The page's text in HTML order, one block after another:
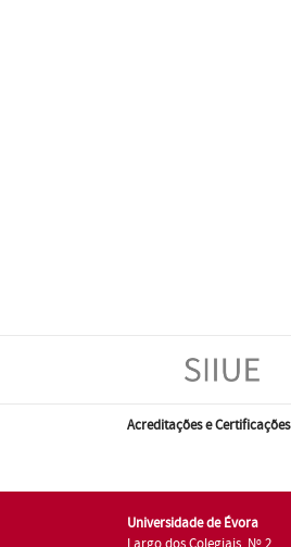
Acreditações e Certificações
Universidade de Évora